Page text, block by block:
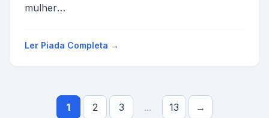
mulher
Ler Piada Completa →
1 2 3 ... 13 →